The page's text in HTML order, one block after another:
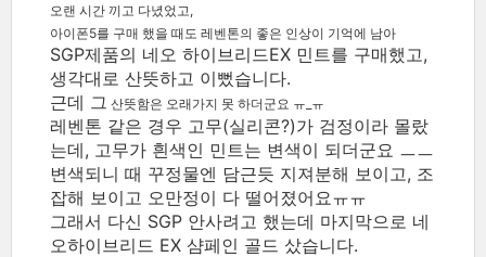
오랜 시간 끼고 다녔었고,
아이폰5를 구매 했을 때도 레벤톤의 좋은 인상이 기억에 남아
SGP제품의 네오 하이브리드EX 민트를 구매했고,
생각대로 산뜻하고 이뻤습니다.
근데 그 산뜻함은 오래가지 못 하더군요 ㅠ_ㅠ
레벤톤 같은 경우 고무(실리콘?)가 검정이라 몰랐
는데, 고무가 흰색인 민트는 변색이 되더군요 ㅡㅡ
변색되니 때 꾸정물엔 담근듯 지져분해 보이고, 조
잡해 보이고 오만정이 다 떨어졌어요ㅠㅠ
그래서 다신 SGP 안사려고 했는데 마지막으로 네
오하이브리드 EX 샴페인 골드 샀습니다.